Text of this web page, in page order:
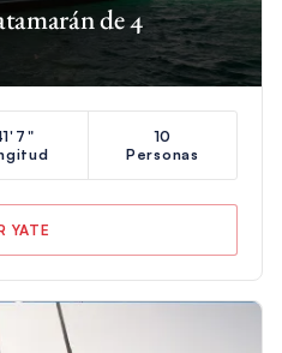
de 4
10
Personas
YATE